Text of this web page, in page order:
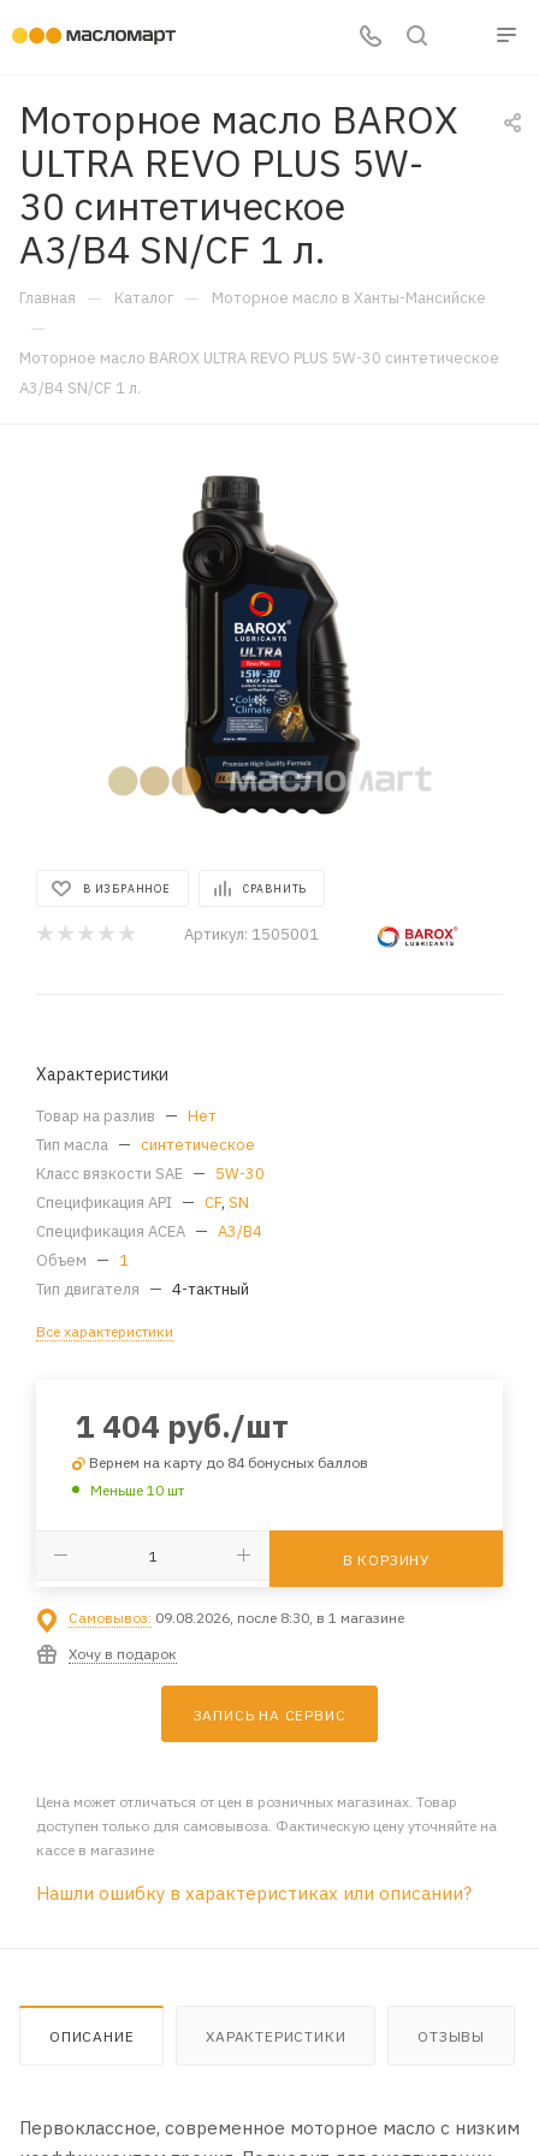
Моторное масло BAROX
ULTRA REVO PLUS 5W-
30 синтетическое
A3/B4 SN/CF 1 л.
Главная — Каталог — Моторное масло в Ханты-Мансийске
—
Моторное масло BAROX ULTRA REVO PLUS 5W-30 синтетическое
A3/B4 SN/CF 1 л.
В ИЗБРАННОЕ СРАВНИТЬ
Артикул: 1505001
Характеристики
Товар на разлив — Нет
Тип масла — синтетическое
Класс вязкости SAE — 5W-30
Спецификация API — CF, SN
Спецификация ACEA — A3/B4
Объем — 1
Тип двигателя — 4-тактный
Все характеристики
1 404 руб./шт
Вернем на карту до 84 бонусных баллов
Меньше 10 шт
В КОРЗИНУ
Самовывоз: 09.08.2026, после 8:30, в 1 магазине
Хочу в подарок
ЗАПИСЬ НА СЕРВИС
Цена может отличаться от цен в розничных магазинах. Товар
доступен только для самовывоза. Фактическую цену уточняйте на
кассе в магазине
Нашли ошибку в характеристиках или описании?
ОПИСАНИЕ ХАРАКТЕРИСТИКИ ОТЗЫВЫ
Первоклассное, современное моторное масло с низким